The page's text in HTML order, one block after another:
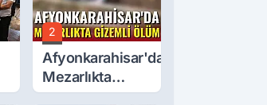
2
Afyonkarahisar'da
Mezarlıkta
Gizemli Ölüm